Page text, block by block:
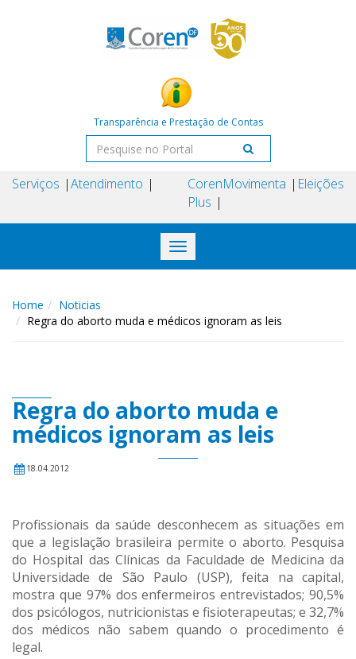
Transparência e Prestação de Contas
Serviços Atendimento
Coren
Plus
Movimenta Eleições
Toggle
navigation
Home
Noticias
Regra do aborto muda e médicos ignoram as leis
Regra do aborto muda e
médicos ignoram as leis
18.04.2012
Profissionais da saúde desconhecem as situações em
que a legislação brasileira permite o aborto. Pesquisa
do Hospital das Clínicas da Faculdade de Medicina da
Universidade de São Paulo (USP), feita na capital,
mostra que 97% dos enfermeiros entrevistados; 90,5%
dos psicólogos, nutricionistas e fisioterapeutas; e 32,7%
dos médicos não sabem quando o procedimento é
legal.